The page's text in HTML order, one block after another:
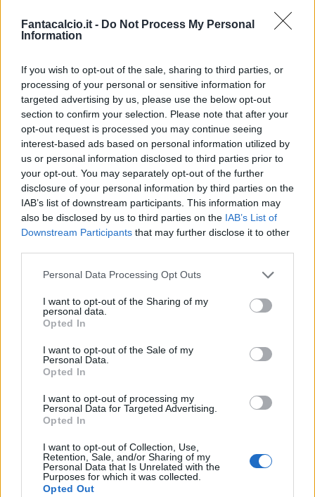
Fantacalcio.it - Do Not Process My Personal
Information
If you wish to opt-out of the sale, sharing to third parties, or
processing of your personal or sensitive information for
targeted advertising by us, please use the below opt-out
section to confirm your selection. Please note that after your
opt-out request is processed you may continue seeing
interest-based ads based on personal information utilized by
us or personal information disclosed to third parties prior to
your opt-out. You may separately opt-out of the further
disclosure of your personal information by third parties on the
IAB’s list of downstream participants. This information may
also be disclosed by us to third parties on the IAB’s List of
Downstream Participants that may further disclose it to other
Personal Data Processing Opt Outs
I want to opt-out of the Sharing of my
personal data.
Opted In
I want to opt-out of the Sale of my
Personal Data.
Opted In
I want to opt-out of processing my
Personal Data for Targeted Advertising.
Opted In
I want to opt-out of Collection, Use,
Retention, Sale, and/or Sharing of my
Personal Data that Is Unrelated with the
Purposes for which it was collected.
Opted Out
Classic Mantra
Riepilogo stagione
Titolare 5 - 13%
Entrato 5 - 13 %
Squalificato 0 - 0%
Infortunato 0 - 0%
Inutilizzato
Scarica riepilogo
stagionale
Giornata Voto FV EntratoUscito Bonus/Malus
LAZ 3-1